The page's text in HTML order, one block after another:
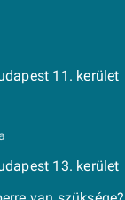
11. kerület
13. kerület